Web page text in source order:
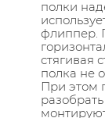
полки
флиппер.
стягивая
полка не
При этом